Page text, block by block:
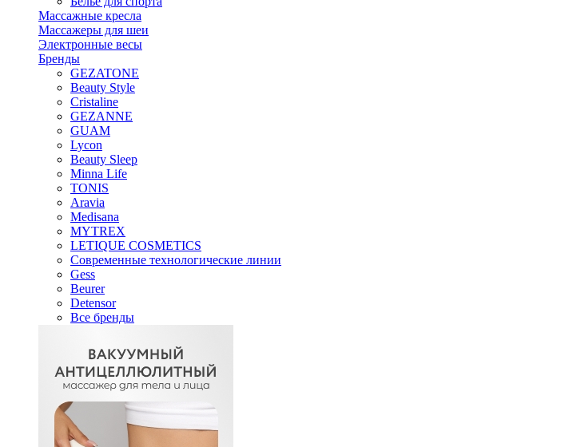
Массажные кресла
Массажеры для шеи
Электронные весы
Бренды
GEZATONE
Beauty Style
Cristaline
GEZANNE
GUAM
Lycon
Beauty Sleep
Minna Life
TONIS
Aravia
Medisana
MYTREX
LETIQUE COSMETICS
Современные технологические линии
Gess
Beurer
Detensor
Все бренды